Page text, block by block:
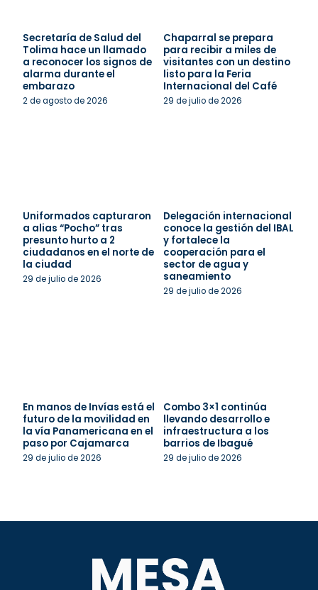
Secretaría de Salud del
Tolima hace un llamado
a reconocer los signos de
alarma durante el
embarazo
2 de agosto de 2026
Chaparral se prepara
para recibir a miles de
visitantes con un destino
listo para la Feria
Internacional del Café
29 de julio de 2026
Uniformados capturaron
a alias “Pocho” tras
presunto hurto a 2
ciudadanos en el norte de
la ciudad
29 de julio de 2026
Delegación internacional
conoce la gestión del IBAL
y fortalece la
cooperación para el
sector de agua y
saneamiento
29 de julio de 2026
En manos de Invías está el
futuro de la movilidad en
la vía Panamericana en el
paso por Cajamarca
29 de julio de 2026
Combo 3×1 continúa
llevando desarrollo e
infraestructura a los
barrios de Ibagué
29 de julio de 2026